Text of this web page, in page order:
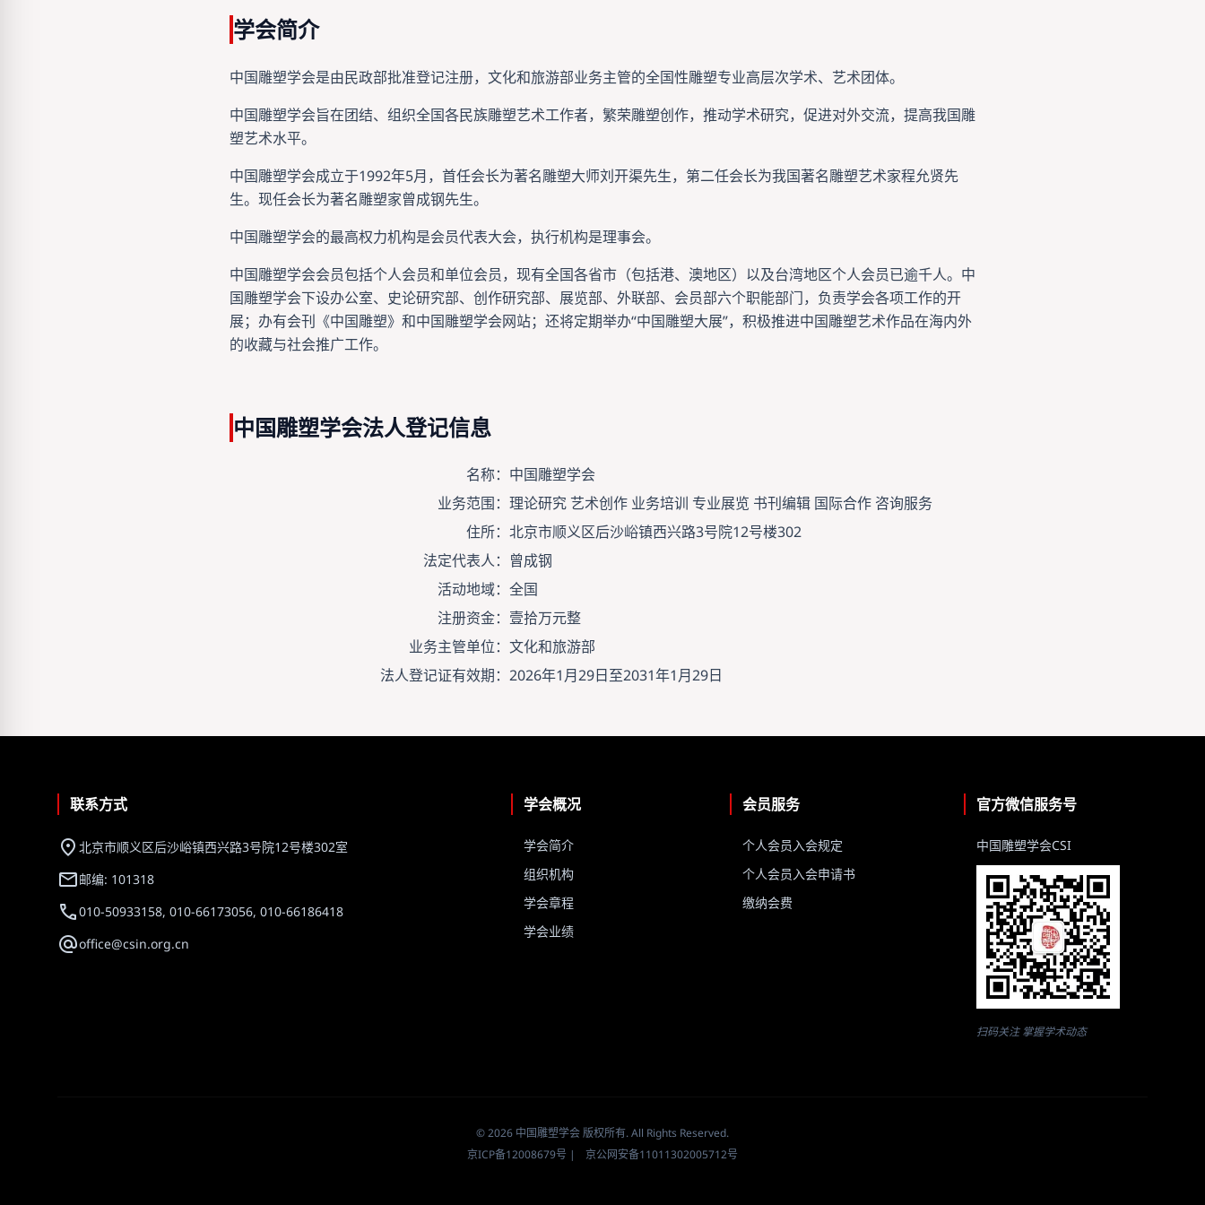
学会简介
中国雕塑学会是由民政部批准登记注册，文化和旅游部业务主管的全国性雕塑专业高层次学术、艺术团体。
中国雕塑学会旨在团结、组织全国各民族雕塑艺术工作者，繁荣雕塑创作，推动学术研究，促进对外交流，提高我国雕
塑艺术水平。
中国雕塑学会成立于1992年5月，首任会长为著名雕塑大师刘开渠先生，第二任会长为我国著名雕塑艺术家程允贤先
生。现任会长为著名雕塑家曾成钢先生。
中国雕塑学会的最高权力机构是会员代表大会，执行机构是理事会。
中国雕塑学会会员包括个人会员和单位会员，现有全国各省市（包括港、澳地区）以及台湾地区个人会员已逾千人。中
国雕塑学会下设办公室、史论研究部、创作研究部、展览部、外联部、会员部六个职能部门，负责学会各项工作的开
展；办有会刊《中国雕塑》和中国雕塑学会网站；还将定期举办“中国雕塑大展”，积极推进中国雕塑艺术作品在海内外
的收藏与社会推广工作。
中国雕塑学会法人登记信息
名称： 中国雕塑学会
业务范围： 理论研究 艺术创作 业务培训 专业展览 书刊编辑 国际合作 咨询服务
住所： 北京市顺义区后沙峪镇西兴路3号院12号楼302
法定代表人： 曾成钢
活动地域： 全国
注册资金： 壹拾万元整
业务主管单位： 文化和旅游部
法人登记证有效期： 2026年1月29日至2031年1月29日
联系方式
location_on 北京市顺义区后沙峪镇西兴路3号院12号楼302室
mail邮编: 101318
call010-50933158, 010-66173056, 010-66186418
alternate_emailoffice@csin.org.cn
学会概况
学会简介
组织机构
学会章程
学会业绩
会员服务
个人会员入会规定
个人会员入会申请书
缴纳会费
官方微信服务号
中国雕塑学会CSI
扫码关注 掌握学术动态
© 2026 中国雕塑学会 版权所有. All Rights Reserved.
京ICP备12008679号 | 京公网安备11011302005712号